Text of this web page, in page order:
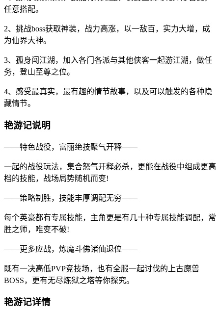
任意搭配。
2、挑战boss获取神装，战力高涨，以一敌百，实力大增，成
为仙界大神。
3、孤身闯江湖，加入各门各派与其他侠客一起游江湖，做任
务，登山至尊之位。
4、感受最真实，最有趣的情节故事，以及可以触发的各种隐
藏情节。
艳游记说明
——特色战役，富丽绝技聚气开释——
一起的战役玩法，集合怒气开释必杀，更能在战役中组成更高
档的技能，战场局势随机而变!
——策略制胜，技能丰厚调配无穷——
每个英豪都有专属技能，主角更是有几十种专属技能调配，常
胜之师，唯变不破!
——更多应战，炼魔斗佛诸仙退位——
既有一决高低PVP竞技场，也有全服一起讨伐的上古魔兽
BOSS，更有无尽炼狱之塔等你探究。
艳游记详情